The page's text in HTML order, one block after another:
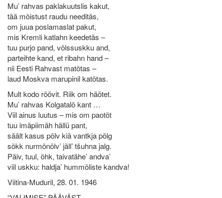
Mu’ rahvas paklakuutslis kakut,
tää mõistust raudu needitäs,
om juua poslamaslat pakut,
mis Kremli katlahn keedetäs –
tuu purjo pand, võlssuskku and,
parteihte kand, et ribahn hand –
nii Eesti Rahvast matõtas –
laud Moskva marupinil katõtas.
Mult kodo röövit. Riik om häötet.
Mu’ rahvas Kolgatalõ kant …
Viil ainus luutus – mis om paotõt
tuu imäpiimäh hällü pant,
säält kasus põlv kiä vantkja põlg
sõkk nurmõnõlv’ jäll’ tšuhna jalg.
Päiv, tuul, õhk, taivatähe’ andva’
viil uskku: haldja’ hummõliste kandva!
Viitina-Muduril, 28. 01. 1946